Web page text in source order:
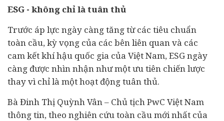
ESG - không chỉ là tuân thủ
Trước áp lực ngày càng tăng từ các tiêu chuẩn
toàn cầu, kỳ vọng của các bên liên quan và các
cam kết khí hậu quốc gia của Việt Nam, ESG ngày
càng được nhìn nhận như một ưu tiên chiến lược
thay vì chỉ là một hoạt động tuân thủ.
Bà Đinh Thị Quỳnh Vân – Chủ tịch PwC Việt Nam
thông tin, theo nghiên cứu toàn cầu mới nhất của